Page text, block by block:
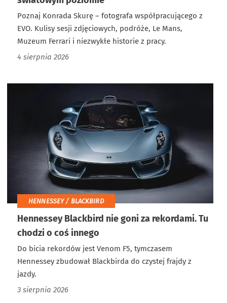
Poznaj Konrada Skurę – fotografa współpracującego z
EVO. Kulisy sesji zdjęciowych, podróże, Le Mans,
Muzeum Ferrari i niezwykłe historie z pracy.
4 sierpnia 2026
HENNESSEY / BLACKBIRD
Hennessey Blackbird nie goni za rekordami. Tu
chodzi o coś innego
Do bicia rekordów jest Venom F5, tymczasem
Hennessey zbudował Blackbirda do czystej frajdy z
jazdy.
3 sierpnia 2026